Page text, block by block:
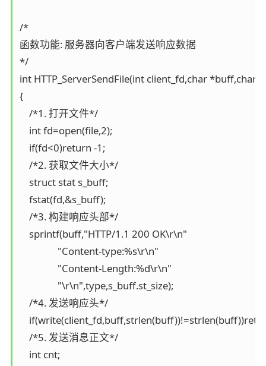
/*
函数功能: 服务器向客户端发送响应数据
*/
int HTTP_ServerSendFile(int client_fd,char *buff,char
{
    /*1. 打开文件*/
    int fd=open(file,2);
    if(fd<0)return -1;
    /*2. 获取文件大小*/
    struct stat s_buff;
    fstat(fd,&s_buff);
    /*3. 构建响应头部*/
    sprintf(buff,"HTTP/1.1 200 OK\r\n"
                "Content-type:%s\r\n"
                "Content-Length:%d\r\n"
                "\r\n",type,s_buff.st_size);
    /*4. 发送响应头*/
    /*5. 发送消息正文*/
    int cnt;